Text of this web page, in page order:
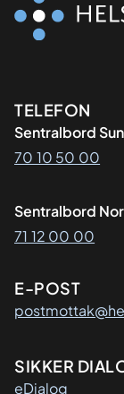
TELEFON
Sentralbord
70 10 50 00
Sentralbord
71 12 00 00
E-POST
SIKKER
eDialog